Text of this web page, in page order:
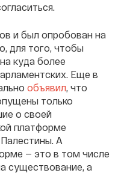
и был опробован на
для того, чтобы
куда более
Еще в
объявил, что
только
о своей
платформе
А
— это в том числе
существование, а